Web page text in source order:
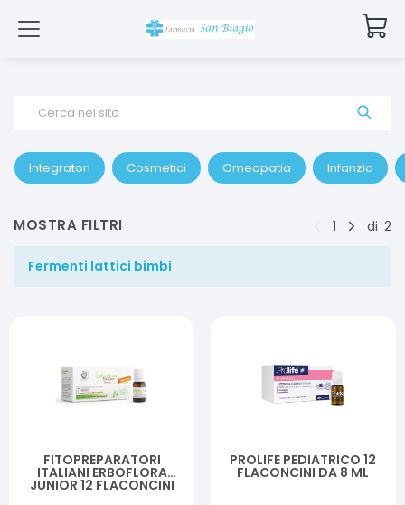
Cerca nel sito
Integratori Cosmetici Omeopatia Infanzia
MOSTRA FILTRI 1 di 2
Fermenti lattici bimbi
FITOPREPARATORI
ITALIANI ERBOFLORA
JUNIOR 12 FLACONCINI
PROLIFE PEDIATRICO 12
FLACONCINI DA 8 ML